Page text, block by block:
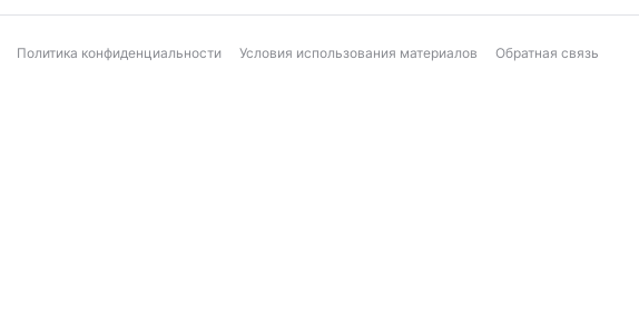
Политика конфиденциальности Условия использования материалов Обратная связь